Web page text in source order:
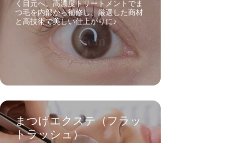
く目元へ。高濃度トリートメントでま
つ毛を内部から補修し、厳選した商材
と高技術で美しい仕上がりに♪
まつげエクステ（フラッ
トラッシュ）